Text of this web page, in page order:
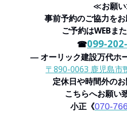
≪お願
事前予約のご協力をお
ご予約はWEBま
☎099-
― オーリック建設万代ホ
〒890-0063 鹿児島市
定休日や時間外の
こちらへお願い
小正《070-